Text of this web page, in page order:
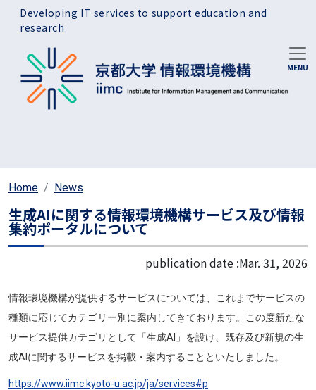
Skip to main content
Developing IT services to support education and
research
Home News
生成AIに関する情報環境機構サービス及び情報
集約ポータルについて
publication date :Mar. 31, 2026
情報環境機構が提供するサービスについては、これまでサービスの
種類に応じてカテゴリー別に案内してきております。この度新たな
サービス提供カテゴリとして「生成AI」を設け、既存及び新規の生
成AIに関するサービスを掲載・案内することといたしました。
https://www.iimc.kyoto-u.ac.jp/ja/services#p